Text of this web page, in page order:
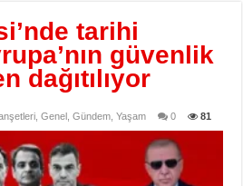
tarihi
güvenlik
dağıtılıyor
,Genel ,Gündem ,Yaşam 0 81